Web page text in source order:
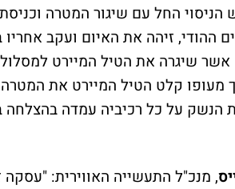
ההודי, זיהה את האיום ועקב
שיגרה את הטיל המיירט
מעופו קלט הטיל המיירט את המטרה
הנשק על כל רכיביה עמדה בהצלחה
, מנכ"ל התעשייה האווירית: